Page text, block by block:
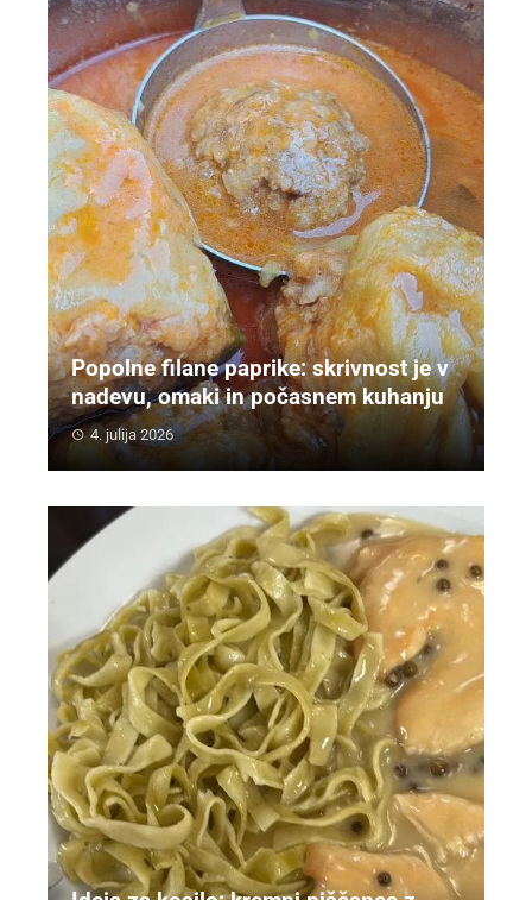
Popolne filane paprike: skrivnost je v
nadevu, omaki in počasnem kuhanju
4. julija 2026